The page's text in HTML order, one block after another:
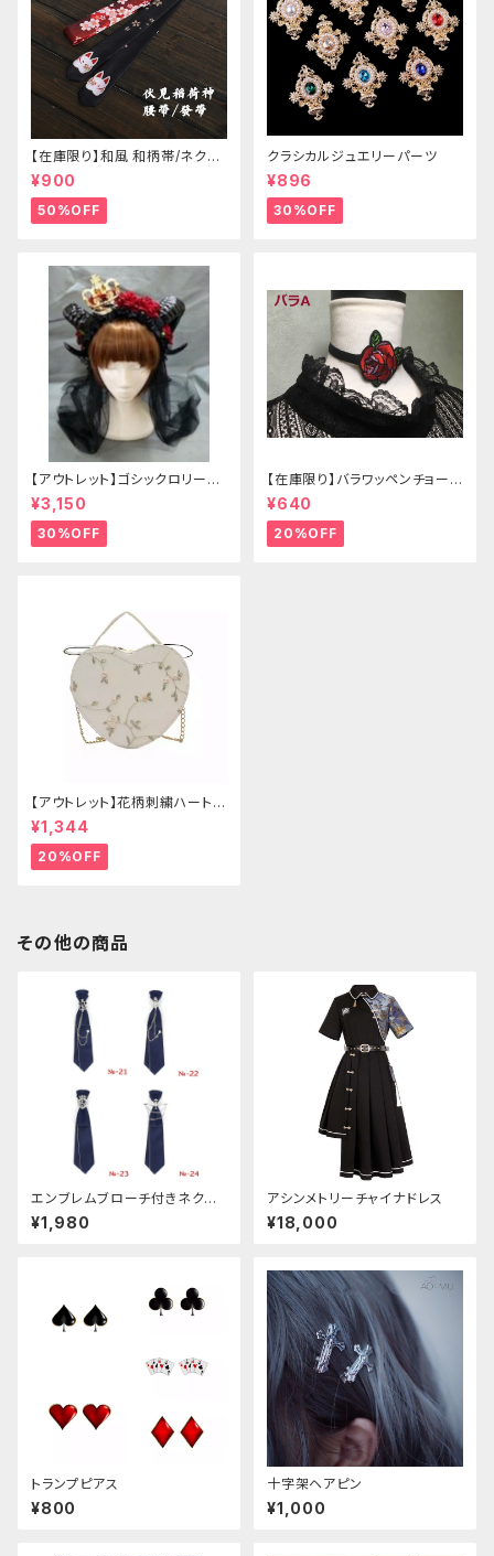
【在庫限り】和風 和柄帯/ネクタ
イ/リボン（狐面/金魚
¥900
50%OFF
クラシカルジュエリーパーツ
¥896
30%OFF
【アウトレット】ゴシックロリータ
ゴールドクラウン＆ホーン(ヴェ
ール付き)
¥3,150
30%OFF
【在庫限り】バラワッペンチョーカ
ー
¥640
20%OFF
【アウトレット】花柄刺繍ハートバ
ッグ
¥1,344
20%OFF
その他の商品
エンブレムブローチ付きネクタ
イ(ネイビー)
¥1,980
アシンメトリーチャイナドレス
¥18,000
トランプピアス
¥800
十字架ヘアピン
¥1,000